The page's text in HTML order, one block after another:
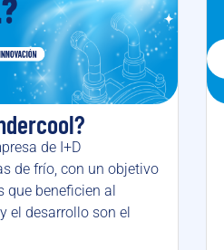
de I+D
de frío, con un objetivo
que beneficien al
el desarrollo son el